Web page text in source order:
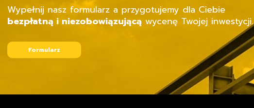
Wypełnij nasz formularz a przygotujemy dla Ciebie
bezpłatną i niezobowiązującą wycenę Twojej inwestycji.
Formularz